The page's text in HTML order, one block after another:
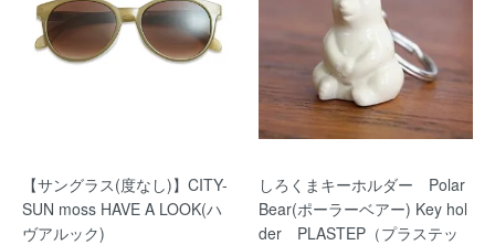
【サングラス(度なし)】CITY-
SUN moss HAVE A LOOK(ハ
ヴアルック)
しろくまキーホルダー Polar
Bear(ポーラーベアー) Key hol
der PLASTEP（プラステッ